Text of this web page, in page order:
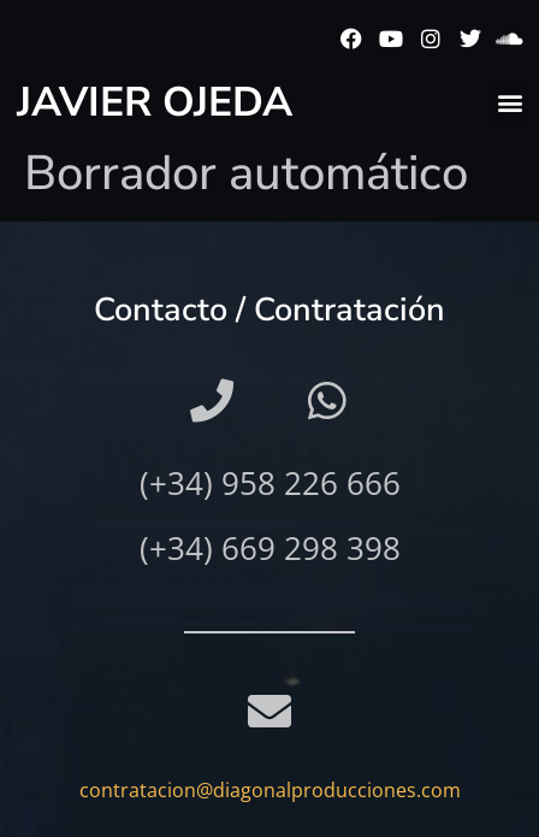
JAVIER OJEDA
Borrador automático
Contacto / Contratación
(+34) 958 226 666
(+34) 669 298 398
contratacion@diagonalproducciones.com